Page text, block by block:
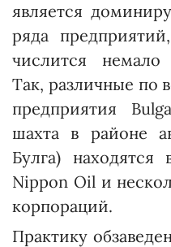
является
ряда
числится
Так, различные по
предприятия
шахта в районе
Булга)
Nippon Oil и
корпораций.
Практику